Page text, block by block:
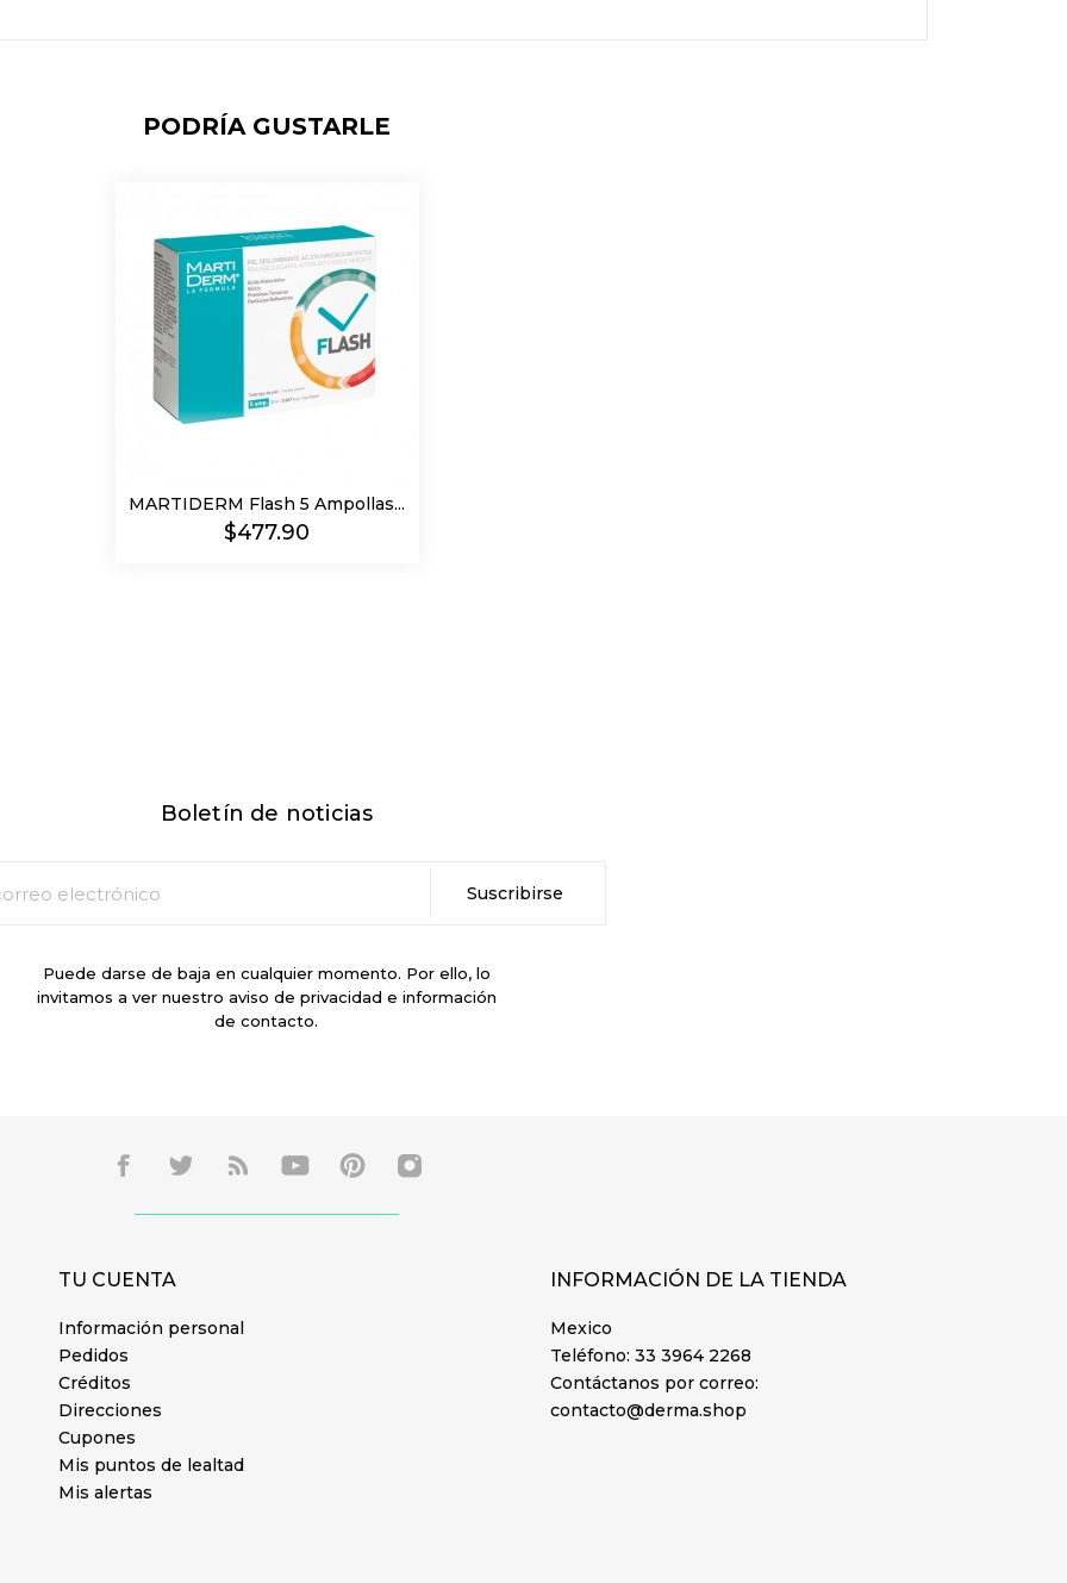
PODRÍA GUSTARLE
MARTIDERM Flash 5 Ampollas...
Precio
$477.90
Boletín de noticias
Puede darse de baja en cualquier momento. Por ello, lo
invitamos a ver nuestro aviso de privacidad e información
de contacto.
TU CUENTA
Información personal
Pedidos
Créditos
Direcciones
Cupones
Mis puntos de lealtad
Mis alertas
INFORMACIÓN DE LA TIENDA
Mexico
Teléfono: 33 3964 2268
Contáctanos por correo:
contacto@derma.shop